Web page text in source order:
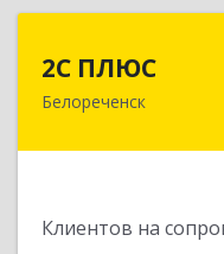
2С ПЛЮС
Белореченск
Клиентов на
352630,